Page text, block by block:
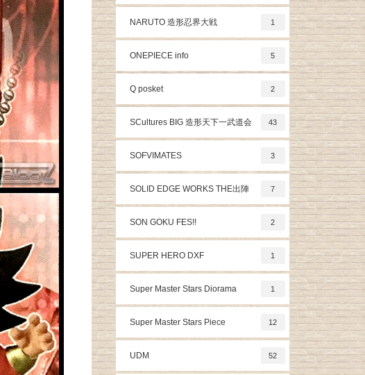
NARUTO 造形忍界大戦 1
ONEPIECE info 5
Q posket 2
SCultures BIG 造形天下一武道会 43
SOFVIMATES 3
SOLID EDGE WORKS THE出陣 7
SON GOKU FES!! 2
SUPER HERO DXF 1
Super Master Stars Diorama 1
Super Master Stars Piece 12
UDM 52